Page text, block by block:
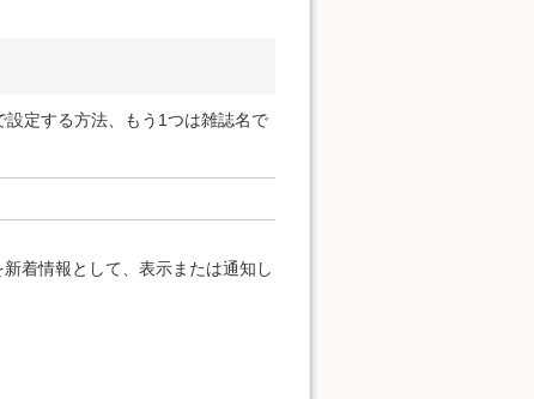
定する方法、もう1つは雑誌名で
着情報として、表示または通知し